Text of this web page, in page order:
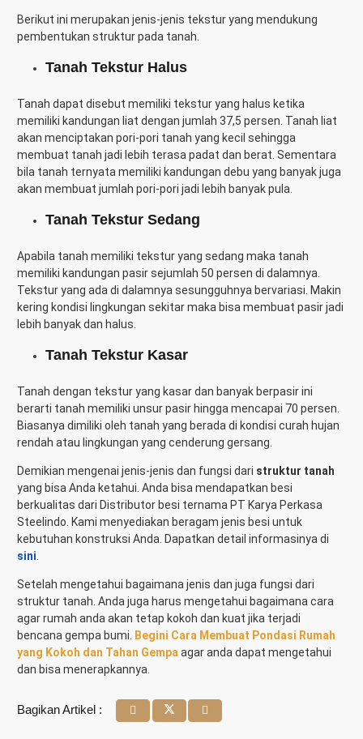
Berikut ini merupakan jenis-jenis tekstur yang mendukung
pembentukan struktur pada tanah.
Tanah Tekstur Halus
Tanah dapat disebut memiliki tekstur yang halus ketika
memiliki kandungan liat dengan jumlah 37,5 persen. Tanah liat
akan menciptakan pori-pori tanah yang kecil sehingga
membuat tanah jadi lebih terasa padat dan berat. Sementara
bila tanah ternyata memiliki kandungan debu yang banyak juga
akan membuat jumlah pori-pori jadi lebih banyak pula.
Tanah Tekstur Sedang
Apabila tanah memiliki tekstur yang sedang maka tanah
memiliki kandungan pasir sejumlah 50 persen di dalamnya.
Tekstur yang ada di dalamnya sesungguhnya bervariasi. Makin
kering kondisi lingkungan sekitar maka bisa membuat pasir jadi
lebih banyak dan halus.
Tanah Tekstur Kasar
Tanah dengan tekstur yang kasar dan banyak berpasir ini
berarti tanah memiliki unsur pasir hingga mencapai 70 persen.
Biasanya dimiliki oleh tanah yang berada di kondisi curah hujan
rendah atau lingkungan yang cenderung gersang.
Demikian mengenai jenis-jenis dan fungsi dari struktur tanah
yang bisa Anda ketahui. Anda bisa mendapatkan besi
berkualitas dari Distributor besi ternama PT Karya Perkasa
Steelindo. Kami menyediakan beragam jenis besi untuk
kebutuhan konstruksi Anda. Dapatkan detail informasinya di
sini
Setelah mengetahui bagaimana jenis dan juga fungsi dari
struktur tanah. Anda juga harus mengetahui bagaimana cara
agar rumah anda akan tetap kokoh dan kuat jika terjadi
bencana gempa bumi. Begini Cara Membuat Pondasi Rumah
yang Kokoh dan Tahan Gempa agar anda dapat mengetahui
dan bisa menerapkannya.
Bagikan Artikel :